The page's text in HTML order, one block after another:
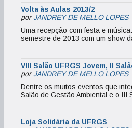
Volta às Aulas 2013/2
porJANDREY DE MELLO LOPES
Uma recepção com festa e
semestre de 2013 com um show
VIII Salão UFRGS Jovem, II
porJANDREY DE MELLO LOPES
Dentre os muitos eventos que
Salão de Gestão Ambiental e o III
Loja Solidária da UFRGS